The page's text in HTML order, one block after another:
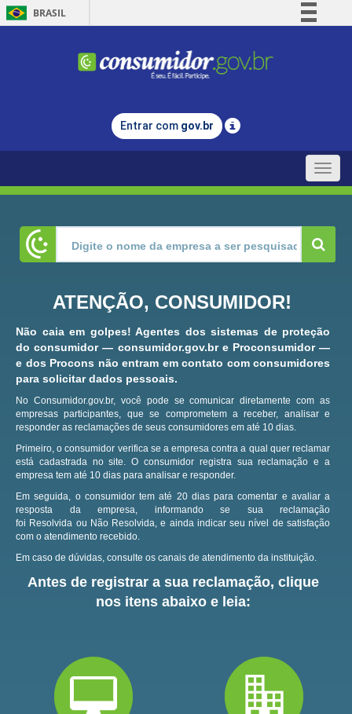
BRASIL
Comunica BR
Legislação
Entrar com gov.br
Toggle
ATENÇÃO, CONSUMIDOR!
Não caia em golpes! Agentes dos sistemas de proteção
do consumidor — consumidor.gov.br e Proconsumidor —
e dos Procons não entram em contato com consumidores
para solicitar dados pessoais.
No Consumidor.gov.br, você pode se comunicar diretamente com as
empresas participantes, que se comprometem a receber, analisar e
responder as reclamações de seus consumidores em até 10 dias.
Primeiro, o consumidor verifica se a empresa contra a qual quer reclamar
está cadastrada no site.O consumidor registra sua reclamação e a
empresa tem até 10 dias para analisar e responder.
Em seguida, o consumidor tem até 20 dias para comentar e avaliar a
resposta da empresa, informando se sua reclamação
foi Resolvida ou Não Resolvida, e ainda indicar seu nível de satisfação
com o atendimento recebido.
Em caso de dúvidas, consulte os canais de atendimento da instituição.
Antes de registrar a sua reclamação, clique
nos itens abaixo e leia: